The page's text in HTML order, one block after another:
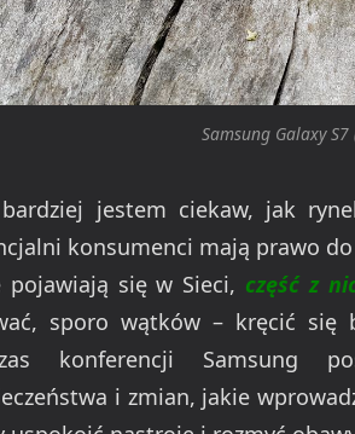
Samsung Galaxy
jestem ciekaw, jak
konsumenci mają prawo
pojawiają się w Sieci, część z
sporo wątków – kręcić się
konferencji Samsung
i zmian, jakie